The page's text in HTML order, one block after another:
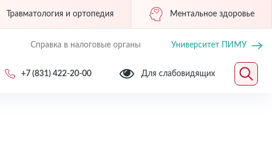
Травматология и ортопедия Ментальное здоровье
Справка в налоговые органы Университет ПИМУ
+7 (831) 422-20-00 Для слабовидящих